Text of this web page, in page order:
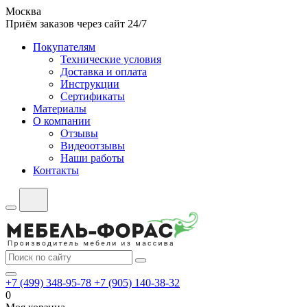
Москва
Приём заказов через сайт 24/7
Покупателям
Технические условия
Доставка и оплата
Инструкции
Сертификаты
Материалы
О компании
Отзывы
Видеоотзывы
Наши работы
Контакты
+7 (499) 348-95-78 +7 (905) 140-38-32
0